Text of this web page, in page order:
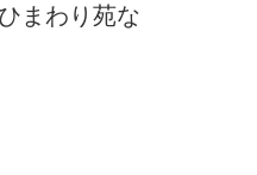
まわり苑な